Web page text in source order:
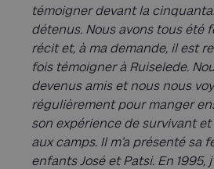
témoigner devant la
détenus. Nous avons tous été
récit et, à ma demande, il est
fois témoigner à Ruiselede.
devenus amis et nous nous
régulièrement pour manger
son expérience de survivant
aux camps. Il m’a présenté sa
enfants José et Patsi. En 1995,